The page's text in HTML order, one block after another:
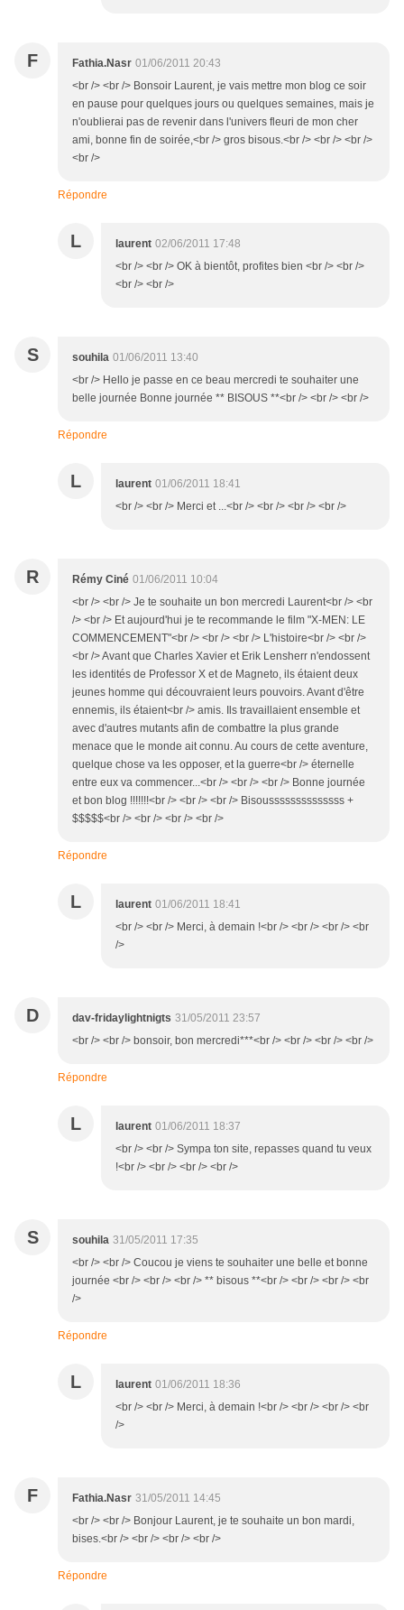
F Fathia.Nasr 01/06/2011 20:43
<br /> <br /> Bonsoir Laurent, je vais mettre mon blog ce soir
en pause pour quelques jours ou quelques semaines, mais je
n'oublierai pas de revenir dans l'univers fleuri de mon cher
ami, bonne fin de soirée,<br /> gros bisous.<br /> <br /> <br />
<br />
Répondre
L laurent 02/06/2011 17:48
<br /> <br /> OK à bientôt, profites bien <br /> <br />
<br /> <br />
S souhila 01/06/2011 13:40
<br /> Hello je passe en ce beau mercredi te souhaiter une
belle journée Bonne journée ** BISOUS **<br /> <br /> <br />
Répondre
L laurent 01/06/2011 18:41
<br /> <br /> Merci et ...<br /> <br /> <br /> <br />
R Rémy Ciné 01/06/2011 10:04
<br /> <br /> Je te souhaite un bon mercredi Laurent<br /> <br
/> <br /> Et aujourd'hui je te recommande le film "X-MEN: LE
COMMENCEMENT"<br /> <br /> <br /> L'histoire<br /> <br />
<br /> Avant que Charles Xavier et Erik Lensherr n'endossent
les identités de Professor X et de Magneto, ils étaient deux
jeunes homme qui découvraient leurs pouvoirs. Avant d'être
ennemis, ils étaient<br /> amis. Ils travaillaient ensemble et
avec d'autres mutants afin de combattre la plus grande
menace que le monde ait connu. Au cours de cette aventure,
quelque chose va les opposer, et la guerre<br /> éternelle
entre eux va commencer...<br /> <br /> <br /> Bonne journée
et bon blog !!!!!!!<br /> <br /> <br /> Bisoussssssssssssss +
$$$$$<br /> <br /> <br /> <br />
Répondre
L laurent 01/06/2011 18:41
<br /> <br /> Merci, à demain !<br /> <br /> <br /> <br
/>
D dav-fridaylightnigts 31/05/2011 23:57
<br /> <br /> bonsoir, bon mercredi***<br /> <br /> <br /> <br />
Répondre
L laurent 01/06/2011 18:37
<br /> <br /> Sympa ton site, repasses quand tu veux
!<br /> <br /> <br /> <br />
S souhila 31/05/2011 17:35
<br /> <br /> Coucou je viens te souhaiter une belle et bonne
journée <br /> <br /> <br /> ** bisous **<br /> <br /> <br /> <br
/>
Répondre
L laurent 01/06/2011 18:36
<br /> <br /> Merci, à demain !<br /> <br /> <br /> <br
/>
F Fathia.Nasr 31/05/2011 14:45
<br /> <br /> Bonjour Laurent, je te souhaite un bon mardi,
bises.<br /> <br /> <br /> <br />
Répondre